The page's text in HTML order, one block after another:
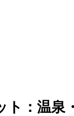
ト：温泉